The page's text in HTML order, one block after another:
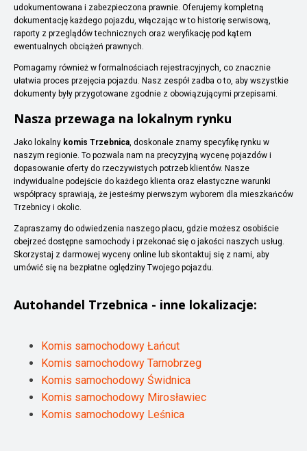
udokumentowana i zabezpieczona prawnie. Oferujemy kompletną
dokumentację każdego pojazdu, włączając w to historię serwisową,
raporty z przeglądów technicznych oraz weryfikację pod kątem
ewentualnych obciążeń prawnych.
Pomagamy również w formalnościach rejestracyjnych, co znacznie
ułatwia proces przejęcia pojazdu. Nasz zespół zadba o to, aby wszystkie
dokumenty były przygotowane zgodnie z obowiązującymi przepisami.
Nasza przewaga na lokalnym rynku
Jako lokalny komis Trzebnica, doskonale znamy specyfikę rynku w
naszym regionie. To pozwala nam na precyzyjną wycenę pojazdów i
dopasowanie oferty do rzeczywistych potrzeb klientów. Nasze
indywidualne podejście do każdego klienta oraz elastyczne warunki
współpracy sprawiają, że jesteśmy pierwszym wyborem dla mieszkańców
Trzebnicy i okolic.
Zapraszamy do odwiedzenia naszego placu, gdzie możesz osobiście
obejrzeć dostępne samochody i przekonać się o jakości naszych usług.
Skorzystaj z darmowej wyceny online lub skontaktuj się z nami, aby
umówić się na bezpłatne oględziny Twojego pojazdu.
Autohandel Trzebnica - inne lokalizacje:
Komis samochodowy Łańcut
Komis samochodowy Tarnobrzeg
Komis samochodowy Świdnica
Komis samochodowy Mirosławiec
Komis samochodowy Leśnica